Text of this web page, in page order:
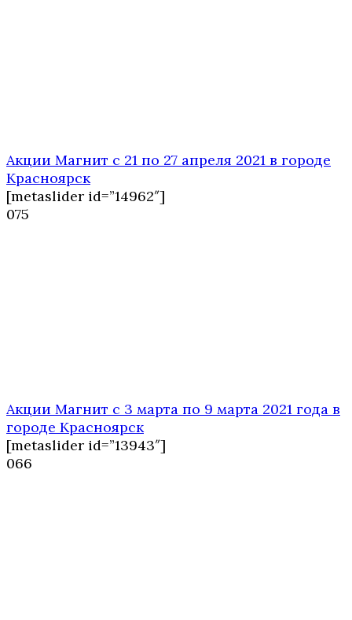
Акции Магнит с 21 по 27 апреля 2021 в городе
Красноярск
[metaslider id=”14962″]
075
Акции Магнит с 3 марта по 9 марта 2021 года в
городе Красноярск
[metaslider id=”13943″]
066